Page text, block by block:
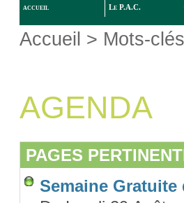
accueil Le P.A.C.
Accueil > Mots-
AGENDA
PAGES
Semaine Gratuite